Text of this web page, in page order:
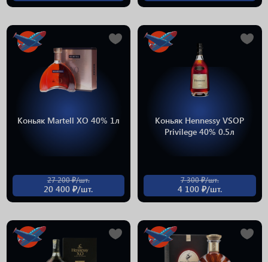
Коньяк Martell XO 40% 1л
27 200 ₽/шт.
20 400 ₽/шт.
Коньяк Hennessy VSOP
Privilege 40% 0.5л
7 300 ₽/шт.
4 100 ₽/шт.